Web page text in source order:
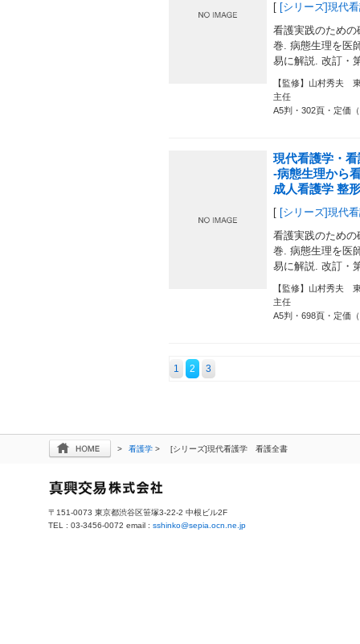
[ [シリーズ]現代
看護実践のため
巻. 病態生理を医
易に解説. 改訂・
【監修】山村秀夫
主任
A5判・302頁・定価
現代看護学・
-病態生理から
成人看護学 整
[ [シリーズ]現代
看護実践のため
巻. 病態生理を医
易に解説. 改訂・
【監修】山村秀夫
主任
A5判・698頁・定価
1 2 3
> 看護学 > [シリーズ]現代看護学 看護全書
〒151-0073 東京都渋谷区笹塚3-22-2 中根ビル2F
TEL : 03-3456-0072 email : sshinko@sepia.ocn.ne.jp